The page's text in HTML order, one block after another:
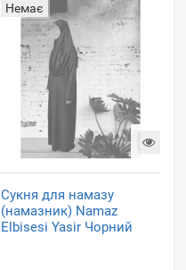
Немає
Сукня для намазу
(намазник) Namaz
Elbisesi Yasir Чорний